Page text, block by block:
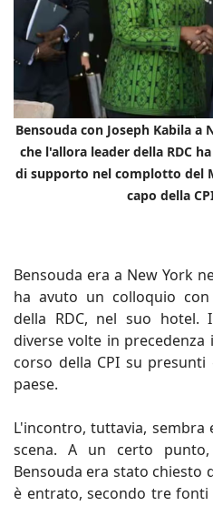
Bensouda con Joseph Kabila
che l'allora leader della RDC
di supporto nel complotto del
capo della
Bensouda era a New York
ha avuto un colloquio
della RDC, nel suo
diverse volte in
corso della CPI su
paese.
L'incontro, tuttavia, sembra
scena. A un certo
Bensouda era stato chiesto
è entrato, secondo tre